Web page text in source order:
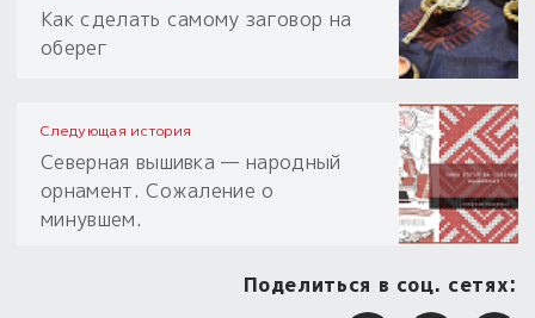
Как сделать самому заговор на
оберег
Следующая история
Северная вышивка — народный
орнамент. Сожаление о
минувшем.
Поделиться в соц. сетях: